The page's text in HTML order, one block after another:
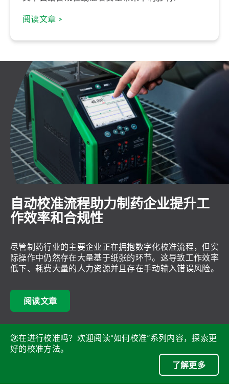
阅读文章 >
自动校准流程助力制药企业提升工
作效率和合规性
尽管制药行业的主要企业正在拥抱数字化校准流程，但实
际操作中仍然存在大量基于纸张的环节。这导致工作效率
低下、耗费大量的人力资源并且存在手动输入错误风险。
阅读文章
您在进行校准吗？欢迎阅读“如何校准”系列内容，探索更
好的校准方法。
了解更多